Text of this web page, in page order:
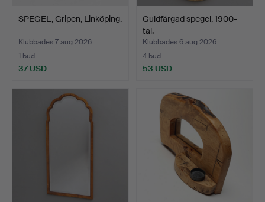
SPEGEL, Gripen, Linköping.
Klubbades 7 aug 2026
1 bud
37 USD
Guldfärgad spegel, 1900-
tal.
Klubbades 6 aug 2026
4 bud
53 USD